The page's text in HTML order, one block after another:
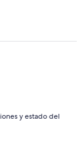
y estado del